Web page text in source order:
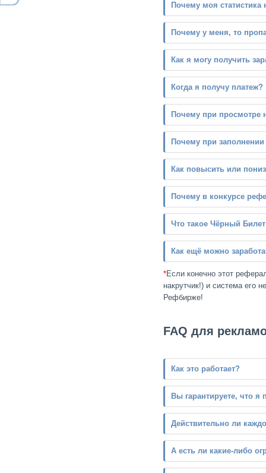
Почему моя статистика
Почему у меня, то
Как я могу получить
Когда я получу платеж?
Почему при просмотре
Почему при
Как повысить или
Почему в конкурсе
Что такое Чёрный
Как ещё можно
*Если конечно этот
накрутчик!) и система его
Рефбирже!
FAQ для
Как это работает?
Вы гарантируете, что
Действительно ли
A есть ли какие-либо